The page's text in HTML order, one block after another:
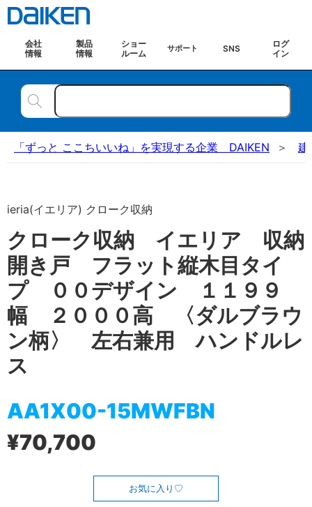
会社
情報
製品
情報
ショー
ルーム
サポート SNS
ログ
イン
「ずっと ここちいいね」を実現する企業 DAIKEN 建
ieria(イエリア) クローク収納
クローク収納 イエリア 収納
開き戸 フラット縦木目タイ
プ ００デザイン １１９９
幅 ２０００高 〈ダルブラウ
ン柄〉 左右兼用 ハンドルレ
ス
AA1X00-15MWFBN
¥70,700
お気に入り